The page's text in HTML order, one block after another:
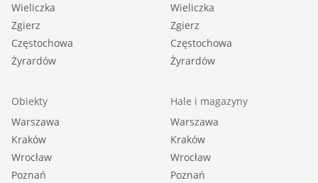
Wieliczka
Zgierz
Częstochowa
Żyrardów
Wieliczka
Zgierz
Częstochowa
Żyrardów
Obiekty
Warszawa
Kraków
Wrocław
Poznań
Hale i magazyny
Warszawa
Kraków
Wrocław
Poznań